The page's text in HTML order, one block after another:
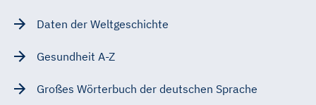
Daten der Weltgeschichte
Gesundheit A-Z
Großes Wörterbuch der deutschen Sprache